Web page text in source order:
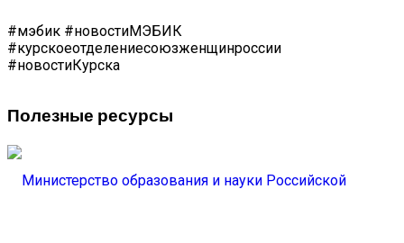
#мэбик #новостиМЭБИК
#курскоеотделениесоюзженщинроссии
#новостиКурска
Полезные ресурсы